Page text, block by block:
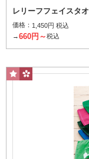
ハンカチとして毎日持
レリーフフェイスタ
価格： 1,450円 税込
→660円～税込